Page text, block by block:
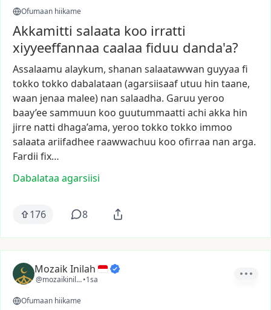
Ofumaan hiikame
Akkamitti salaata koo irratti
xiyyeeffannaa caalaa fiduu danda'a?
Assalaamu alaykum, shanan salaatawwan guyyaa fi
tokko tokko dabalataan (agarsiisaaf utuu hin taane,
waan jenaa malee) nan salaadha. Garuu yeroo
baay’eesammuun koo guutummaatti achi akka hin
jirre natti dhaga’ama, yeroo tokko tokko immoo
salaata ariifadhee raawwachuu koo ofirraa nan arga.
Fardii fix…
Dabalataa agarsiisi
176 8
Mozaik Inilah
@mozaikinilah•1sa
Ofumaan hiikame